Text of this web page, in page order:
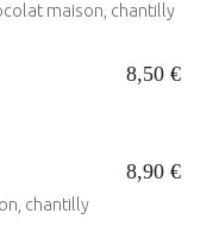
maison, chantilly
8,50 €
8,90 €
chantilly